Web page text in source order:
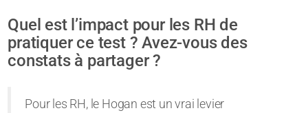
Quel est l’impact pour les RH de
pratiquer ce test ? Avez-vous des
constats à partager ?
Pour les RH, le Hogan est un vrai levier